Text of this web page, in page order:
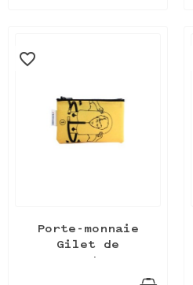
favorite_border
Porte-monnaie
Gilet de
sauvetage